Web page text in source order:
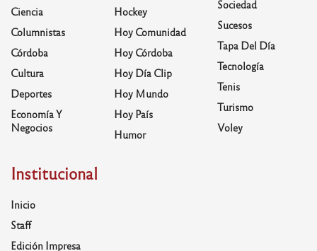
Ciencia
Columnistas
Córdoba
Cultura
Deportes
Economía Y
Negocios
Hockey
Hoy Comunidad
Hoy Córdoba
Hoy Día Clip
Hoy Mundo
Hoy País
Humor
Sociedad
Sucesos
Tapa Del Día
Tecnología
Tenis
Turismo
Voley
Institucional
Inicio
Staff
Edición Impresa